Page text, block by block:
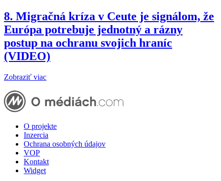
8. Migračná kríza v Ceute je signálom, že
Európa potrebuje jednotný a rázny
postup na ochranu svojich hraníc
(VIDEO)
Zobraziť viac
O projekte
Inzercia
Ochrana osobných údajov
VOP
Kontakt
Widget